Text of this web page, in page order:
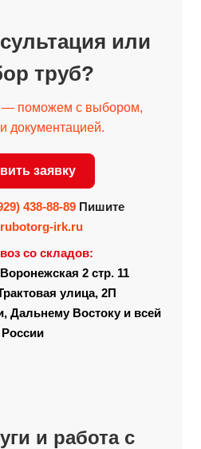
или
труб?
— поможем с выбором,
документацией.
заявку
438-88-89Пишите
irk.ru
со складов:
2 стр. 11
улица, 2П
Дальнему Востоку и всей
России
и работа с